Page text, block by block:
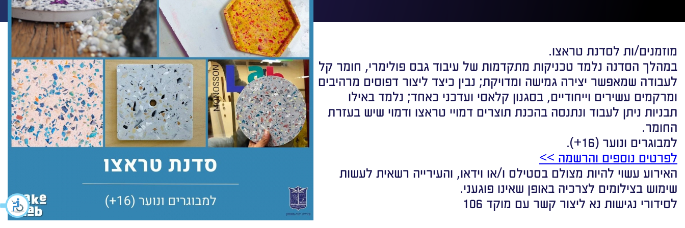
מוזמנים/ות לסדנת טראצו.
במהלך הסדנה נלמד טכניקות מתקדמות של עיבוד גבס פולימרי, חומר קל
לעבודה שמאפשר יצירה גמישה ומדויקת; נבין כיצד ליצור דפוסים מרהיבים
ומרקמים עשירים וייחודיים, בסגנון קלאסי ועדכני כאחד; נלמד באילו
תבניות ניתן לעבוד ונתנסה בהכנת תוצרים דמויי טראצו ודמוי שיש בעזרת
החומר.
למבוגרים ונוער (16+).
לפרטים נוספים והרשמה >>
האירוע עשוי להיות מצולם בסטילס ו/או וידאו, והעירייה רשאית לעשות
שימוש בצילומים לצרכיה באופן שאינו פוגעני.
לסידורי נגישות נא ליצור קשר עם מוקד 106